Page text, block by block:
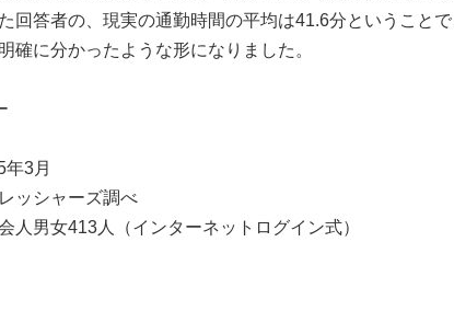
回答者の、現実の通勤時間の平均は41.6分ということ
確に分かったような形になりました。
3月
ッシャーズ調べ
人男女413人（インターネットログイン式）